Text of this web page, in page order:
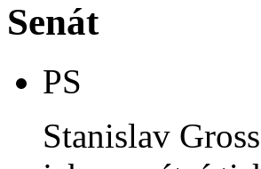
Senát
PS
Stanislav Gross